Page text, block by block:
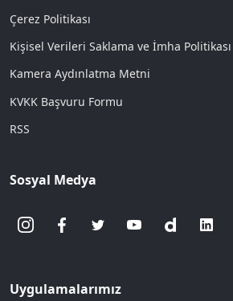
Çerez Politikası
Kişisel Verileri Saklama ve İmha Politikası
Kamera Aydınlatma Metni
KVKK Başvuru Formu
RSS
Sosyal Medya
Uygulamalarımız